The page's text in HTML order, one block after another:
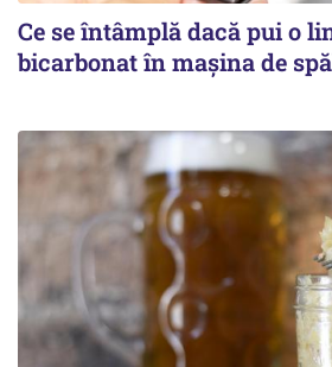
Ce se întâmplă dacă pui o
bicarbonat în mașina de